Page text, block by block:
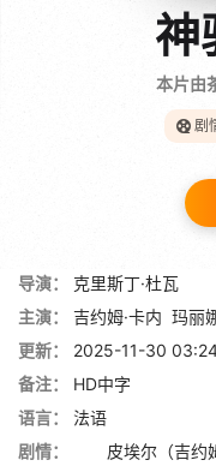
神
本片由
剧
导演：
克里斯丁·杜瓦
主演：
吉约姆·卡内 玛丽
更新：
2025-11-30
备注：
HD中字
语言：
法语
剧情：
皮埃尔（吉约姆